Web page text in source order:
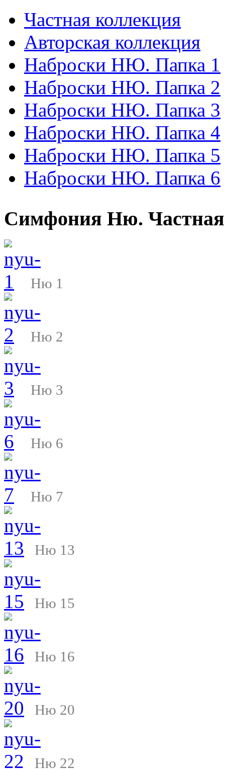
Частная коллекция
Авторская коллекция
Наброски НЮ. Папка 1
Наброски НЮ. Папка 2
Наброски НЮ. Папка 3
Наброски НЮ. Папка 4
Наброски НЮ. Папка 5
Наброски НЮ. Папка 6
Симфония Ню.
Ню 1
Ню 2
Ню 3
Ню 6
Ню 7
Ню 13
Ню 15
Ню 16
Ню 20
Ню 22